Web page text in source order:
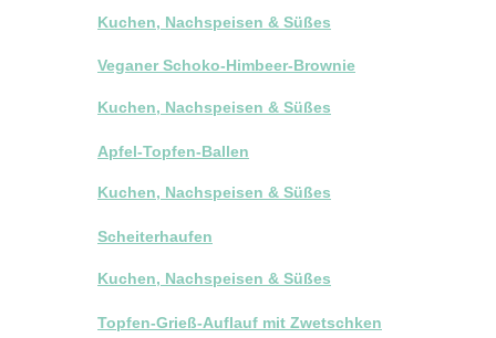
Kuchen, Nachspeisen & Süßes
Veganer Schoko-Himbeer-Brownie
Kuchen, Nachspeisen & Süßes
Apfel-Topfen-Ballen
Kuchen, Nachspeisen & Süßes
Scheiterhaufen
Kuchen, Nachspeisen & Süßes
Topfen-Grieß-Auflauf mit Zwetschken